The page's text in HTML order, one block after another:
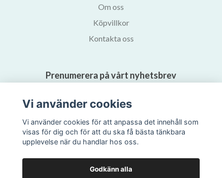
Om oss
Köpvillkor
Kontakta oss
Prenumerera på vårt nyhetsbrev
Vi använder cookies
Vi använder cookies för att anpassa det innehåll som
visas för dig och för att du ska få bästa tänkbara
upplevelse när du handlar hos oss.
Godkänn alla